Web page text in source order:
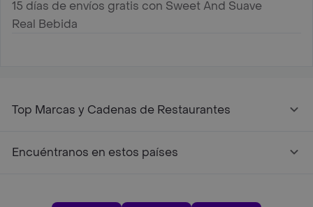
15 días de envíos gratis con Sweet And Suave
Real Bebida
Top Marcas y Cadenas de Restaurantes
Encuéntranos en estos países